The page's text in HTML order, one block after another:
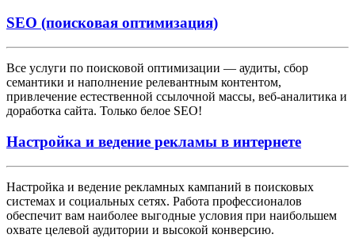
SEO (поисковая оптимизация)
Все услуги по поисковой оптимизации — аудиты, сбор
семантики и наполнение релевантным контентом,
привлечение естественной ссылочной массы, веб-аналитика и
доработка сайта. Только белое SEO!
Настройка и ведение рекламы в интернете
Настройка и ведение рекламных кампаний в поисковых
системах и социальных сетях. Работа профессионалов
обеспечит вам наиболее выгодные условия при наибольшем
охвате целевой аудитории и высокой конверсию.